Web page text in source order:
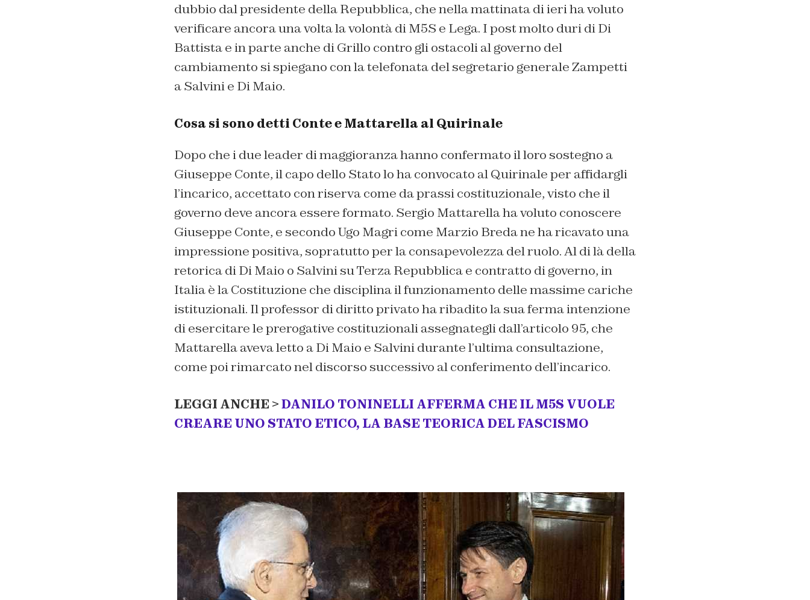
dubbio dal presidente della Repubblica, che nella mattinata di ieri ha voluto
verificare ancora una volta la volontà di M5S e Lega. I post molto duri di Di
Battista e in parte anche di Grillo contro gli ostacoli al governo del
cambiamento si spiegano con la telefonata del segretario generale Zampetti
a Salvini e Di Maio.
Cosa si sono detti Conte e Mattarella al Quirinale
Dopo che i due leader di maggioranza hanno confermato il loro sostegno a
Giuseppe Conte, il capo dello Stato lo ha convocato al Quirinale per affidargli
l’incarico, accettato con riserva come da prassi costituzionale, visto che il
governo deve ancora essere formato. Sergio Mattarella ha voluto conoscere
Giuseppe Conte, e secondo Ugo Magri come Marzio Breda ne ha ricavato una
impressione positiva, sopratutto per la consapevolezza del ruolo. Al di là della
retorica di Di Maio o Salvini su Terza Repubblica e contratto di governo, in
Italia è la Costituzione che disciplina il funzionamento delle massime cariche
istituzionali. Il professor di diritto privato ha ribadito la sua ferma intenzione
di esercitare le prerogative costituzionali assegnategli dall’articolo 95, che
Mattarella aveva letto a Di Maio e Salvini durante l’ultima consultazione,
come poi rimarcato nel discorso successivo al conferimento dell’incarico.
LEGGI ANCHE >DANILO TONINELLI AFFERMA CHE IL M5S VUOLE
CREARE UNO STATO ETICO, LA BASE TEORICA DEL FASCISMO